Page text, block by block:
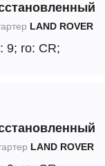
LAND ROVER
9; ro: CR;
LAND ROVER